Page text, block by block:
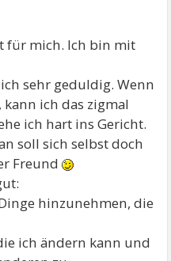
für mich. Ich bin mit
sehr geduldig. Wenn
ich das zigmal
ich hart ins Gericht.
soll sich selbst doch
Freund
hinzunehmen, die
ich ändern kann und